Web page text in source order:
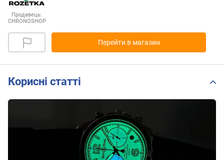
Продавець:
CHRONOSHOP
Перейти в магазин
Корисні статті